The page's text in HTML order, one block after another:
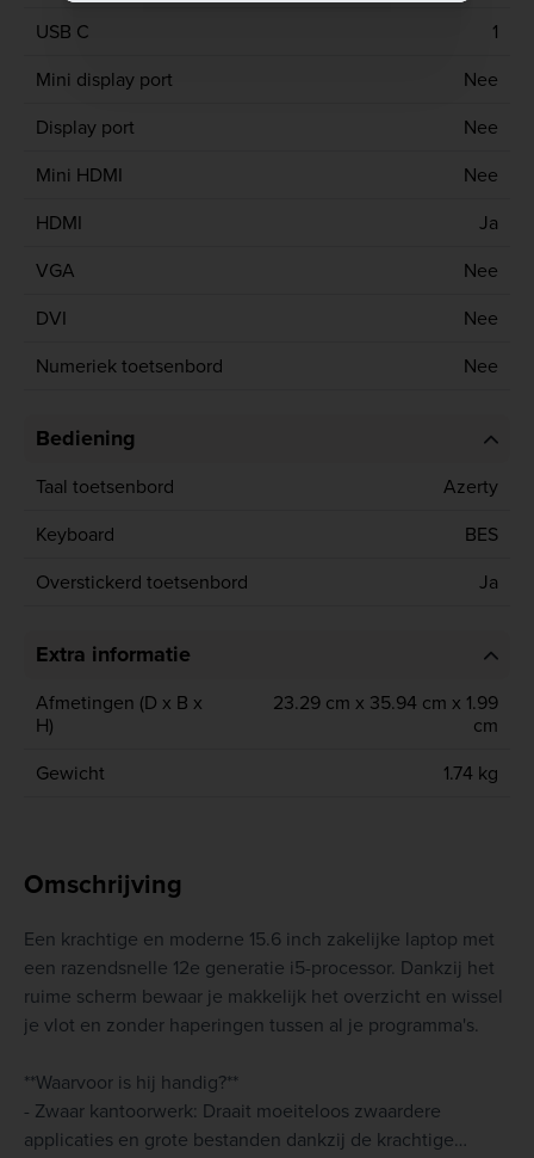
USB C
1
Mini display port
Nee
Display port
Nee
Mini HDMI
Nee
HDMI
Ja
VGA
Nee
DVI
Nee
Numeriek toetsenbord
Nee
Bediening
Taal toetsenbord
Azerty
Keyboard
BES
Overstickerd toetsenbord
Ja
Extra informatie
Afmetingen (D x B x
H)
23.29 cm x 35.94 cm x 1.99
cm
Gewicht
1.74 kg
Omschrijving
Een krachtige en moderne 15.6 inch zakelijke laptop met
een razendsnelle 12e generatie i5-processor. Dankzij het
ruime scherm bewaar je makkelijk het overzicht en wissel
je vlot en zonder haperingen tussen al je programma's.
**Waarvoor is hij handig?**
- Zwaar kantoorwerk: Draait moeiteloos zwaardere
applicaties en grote bestanden dankzij de krachtige